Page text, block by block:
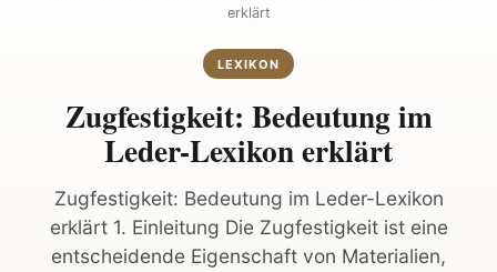
erklärt
LEXIKON
Zugfestigkeit: Bedeutung im
Leder-Lexikon erklärt
Zugfestigkeit: Bedeutung im Leder-Lexikon
erklärt 1. Einleitung Die Zugfestigkeit ist eine
entscheidende Eigenschaft von Materialien,